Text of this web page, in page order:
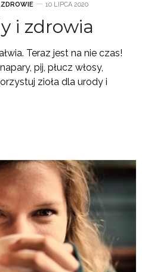
,ZDROWIE 10 LIPCA 2020
i zdrowia
Teraz jest na nie czas!
pij, płucz włosy,
zioła dla urody i